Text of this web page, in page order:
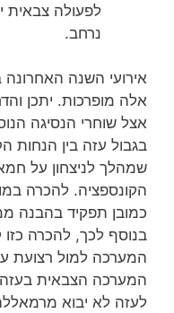
לפעולה צבאית
נרחב.
אירועי השנה
אלה מופרכות. יתכן
אצל שוחרי הנסיגה
בגבול עזה בין הנחות
שמהלך לניצחון על
הקונספציה. להכרה
כמובן תפקיד בהבנה
בנוסף לכך, להכרה כזו
המערכה למול רצועת
המערכה הצבאית
לעזה לא יבוא